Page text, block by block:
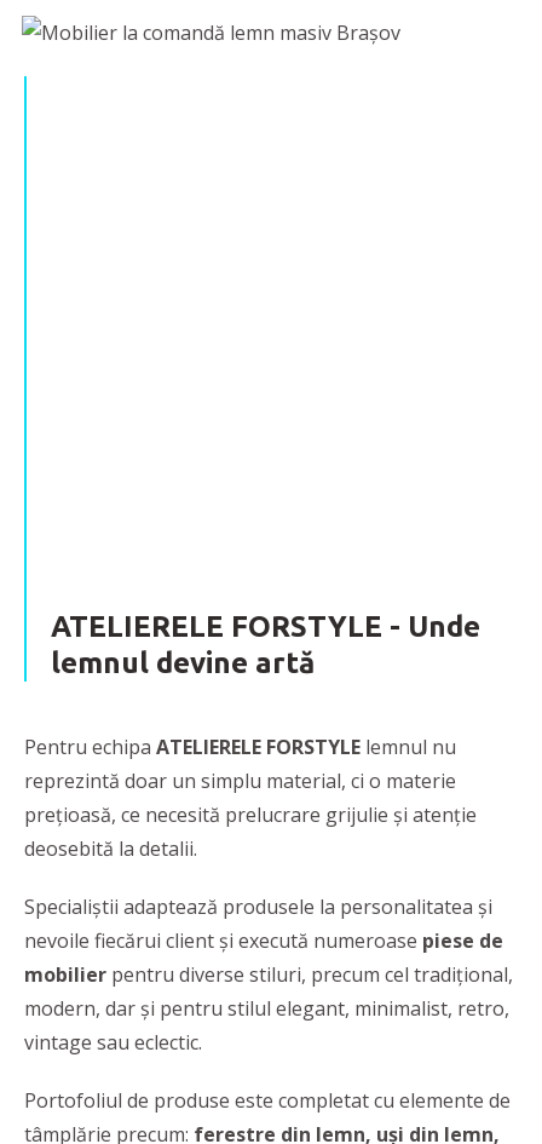
ATELIERELE FORSTYLE - Unde
lemnul devine artă
Pentru echipa ATELIERELE FORSTYLE lemnul nu
reprezintă doar un simplu material, ci o materie
preţioasă, ce necesită prelucrare grijulie şi atenţie
deosebită la detalii.
Specialiștii adaptează produsele la personalitatea și
nevoile fiecărui client și execută numeroase piese de
mobilier pentru diverse stiluri, precum cel tradițional,
modern, dar și pentru stilul elegant, minimalist, retro,
vintage sau eclectic.
Portofoliul de produse este completat cu elemente de
tâmplărie precum: ferestre din lemn, uși din lemn,